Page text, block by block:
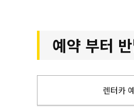
예약 부터
렌터카